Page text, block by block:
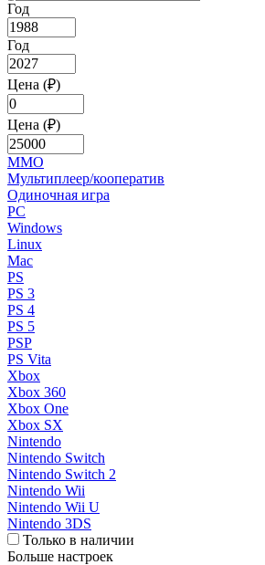
Год
Год
Цена (₽)
Цена (₽)
MMO
Мультиплеер/кооператив
Одиночная игра
PC
Windows
Linux
Mac
PS
PS 3
PS 4
PS 5
PSP
PS Vita
Xbox
Xbox 360
Xbox One
Xbox SX
Nintendo
Nintendo Switch
Nintendo Switch 2
Nintendo Wii
Nintendo Wii U
Nintendo 3DS
Только в наличии
Больше настроек